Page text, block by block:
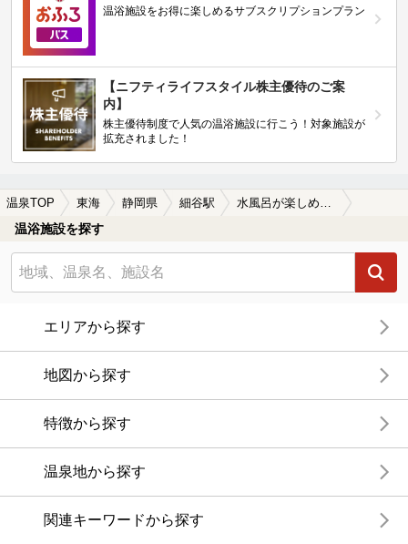
温浴施設をお得に楽しめるサブスクリプションプラン
【ニフティライフスタイル株主優待のご案
内】
株主優待制度で人気の温浴施設に行こう！対象施設が
拡充されました！
温泉TOP 東海 静岡県 細谷駅 水風呂が楽しめる細谷駅近くの温泉、日帰り温泉、スーパー銭湯おすすめ
温浴施設を探す
エリアから探す
地図から探す
特徴から探す
温泉地から探す
関連キーワードから探す